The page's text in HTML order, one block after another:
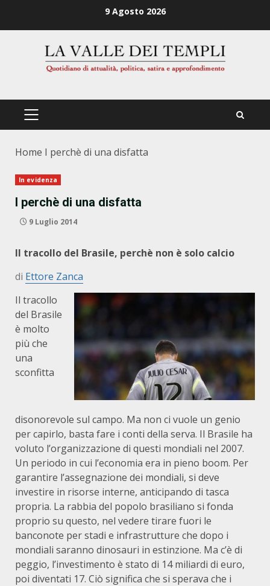
9 Agosto 2026
PRIMÄRES
Home I perchè di una disfatta
In evidenza
I perchè di una disfatta
9 Luglio 2014
Il tracollo del Brasile, perchè non è solo calcio
di Ettore Zanca
Il tracollo
del Brasile
è molto
più che
una
sconfitta
disonorevole sul campo. Ma non ci vuole un genio
per capirlo, basta fare i conti della serva. Il Brasile ha
voluto l’organizzazione di questi mondiali nel 2007.
Un periodo in cui l’economia era in pieno boom. Per
garantire l’assegnazione dei mondiali, si deve
investire in risorse interne, anticipando di tasca
propria. La rabbia del popolo brasiliano si fonda
proprio su questo, nel vedere tirare fuori le
banconote per stadi e infrastrutture che dopo i
mondiali saranno dinosauri in estinzione. Ma c’è di
peggio, l’investimento è stato di 14 miliardi di euro,
poi diventati 17. Ciò significa che si sperava che i